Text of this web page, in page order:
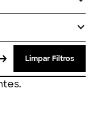
Limpar Filtros